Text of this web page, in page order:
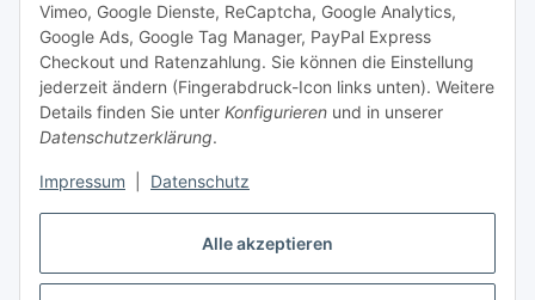
Alle akzeptieren
Vimeo, Google Dienste, ReCaptcha, Google Analytics,
Google Ads, Google Tag Manager, PayPal Express
Checkout und Ratenzahlung. Sie können die Einstellung
jederzeit ändern (Fingerabdruck-Icon links unten). Weitere
Details finden Sie unter Konfigurieren und in unserer
Datenschutzerklärung.
Impressum Datenschutz
Unsere Dienstleistungen
Lampenreparatur
Lichtservice für Senioren
Vertrag widerrufen